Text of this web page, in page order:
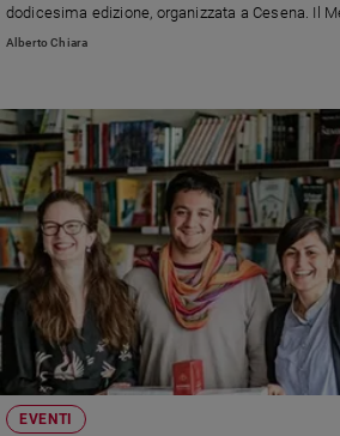
dodicesima edizione, organizzata a Cesena. Il
temere, perché io sono con te». Comunicare
Alberto Chiara
EVENTI